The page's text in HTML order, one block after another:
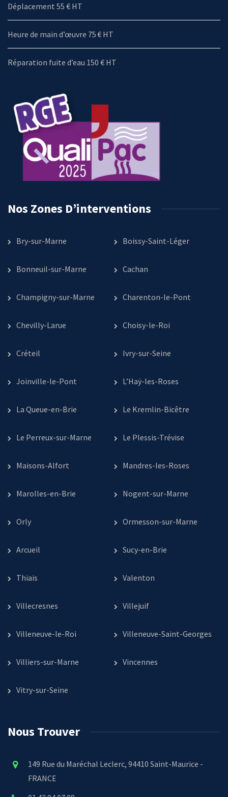
Déplacement 55 € HT
Heure de main d’œuvre 75 € HT
Réparation fuite d’eau 150 € HT
Nos Zones D’interventions
Bry-sur-Marne Boissy-Saint-Léger
Bonneuil-sur-Marne Cachan
Champigny-sur-Marne Charenton-le-Pont
Chevilly-Larue Choisy-le-Roi
Créteil Ivry-sur-Seine
Joinville-le-Pont L’Haÿ-les-Roses
La Queue-en-Brie Le Kremlin-Bicêtre
Le Perreux-sur-Marne Le Plessis-Trévise
Maisons-Alfort Mandres-les-Roses
Marolles-en-Brie Nogent-sur-Marne
Orly Ormesson-sur-Marne
Arcueil Sucy-en-Brie
Thiais Valenton
Villecresnes Villejuif
Villeneuve-le-Roi Villeneuve-Saint-Georges
Villiers-sur-Marne Vincennes
Vitry-sur-Seine
Nous Trouver
149 Rue du Maréchal Leclerc, 94410 Saint-Maurice -
FRANCE